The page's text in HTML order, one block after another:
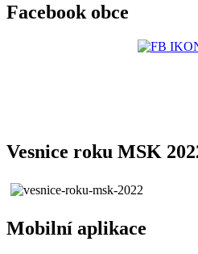
Facebook obce
Vesnice roku MSK
Mobilní aplikace